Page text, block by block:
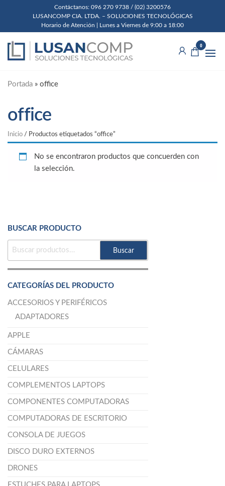
content
Contáctanos: 096 270 9738 / (02) 3200576
LUSANCOMP CIA. LTDA. – SOLUCIONES TECNOLÓGICAS
Horario de Atención | Lunes a Viernes de 9:00 a 18:00
Lusancomp
Cia. Ltda.
0
Portada » office
office
Inicio / Productos etiquetados “office”
No se encontraron productos que concuerden con
la selección.
BUSCAR PRODUCTO
BUSCAR
Buscar
CATEGORÍAS DEL PRODUCTO
ACCESORIOS Y PERIFÉRICOS
ADAPTADORES
APPLE
CÁMARAS
CELULARES
COMPLEMENTOS LAPTOPS
COMPONENTES COMPUTADORAS
COMPUTADORAS DE ESCRITORIO
CONSOLA DE JUEGOS
DISCO DURO EXTERNOS
DRONES